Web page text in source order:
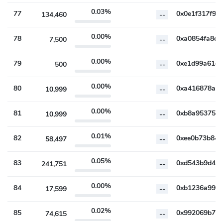
77 134,460 0.03% --
78 7,500 0.00% --
79 500 0.00% --
80 10,999 0.00% --
81 10,999 0.00% --
82 58,497 0.01% --
83 241,751 0.05% --
84 17,599 0.00% --
85 74,615 0.02% --